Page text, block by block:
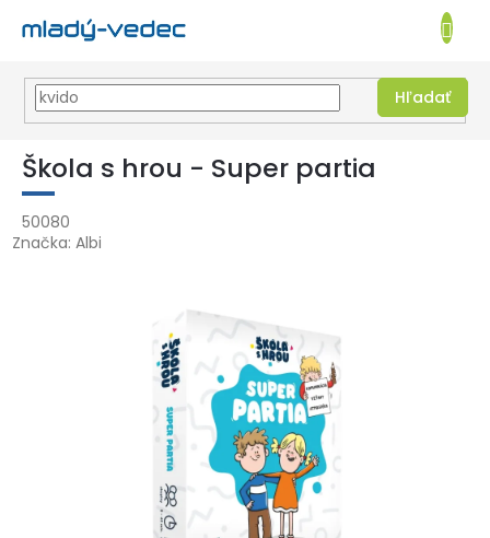
Prejsť
obsah
EUR
Hľadať
KOŠÍK
Škola s hrou - Super partia
50080
Značka: Albi